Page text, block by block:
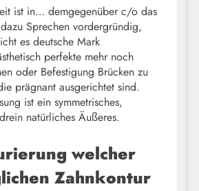
ist in… demgegenüber c/o das
Sprechen vordergründig,
es deutsche Mark
perfekte mehr noch
oder Befestigung Brücken zu
prägnant ausgerichtet sind.
ist ein symmetrisches,
natürliches Äußeres.
welcher
Zahnkontur